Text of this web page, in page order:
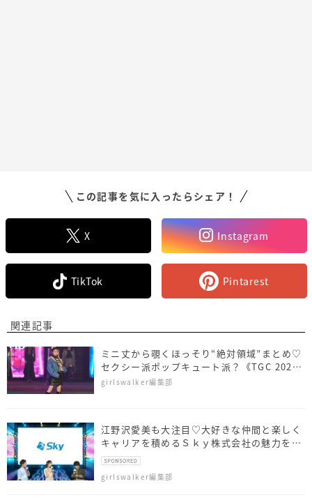
この記事を気に入ったらシェア！
X Instagram
TikTok Pintarest
関連記事
ミニ丈から覗くほっそり“絶対領域”まとめ♡
セクシー派ポップキュート派？《TGC 2021
AW》
girlswalker編集部
江野沢愛美も大注目♡大好きな仲間と楽しく
キャリアを積めるＳｋｙ株式会社の魅力をア
ピール
girlswalker編集部